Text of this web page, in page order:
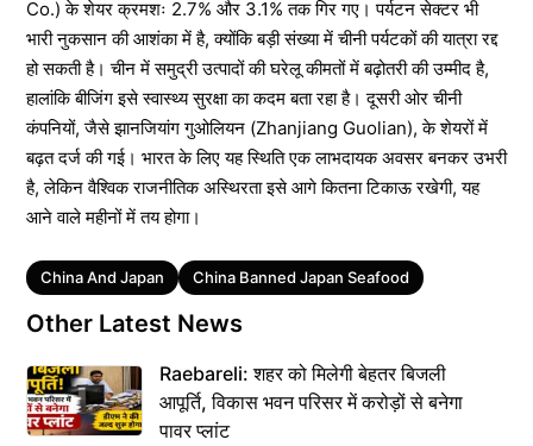
Co.) के शेयर क्रमशः 2.7% और 3.1% तक गिर गए। पर्यटन सेक्टर भी
भारी नुकसान की आशंका में है, क्योंकि बड़ी संख्या में चीनी पर्यटकों की यात्रा रद्द
हो सकती है। चीन में समुद्री उत्पादों की घरेलू कीमतों में बढ़ोतरी की उम्मीद है,
हालांकि बीजिंग इसे स्वास्थ्य सुरक्षा का कदम बता रहा है। दूसरी ओर चीनी
कंपनियों, जैसे झानजियांग गुओलियन (Zhanjiang Guolian), के शेयरों में
बढ़त दर्ज की गई। भारत के लिए यह स्थिति एक लाभदायक अवसर बनकर उभरी
है, लेकिन वैश्विक राजनीतिक अस्थिरता इसे आगे कितना टिकाऊ रखेगी, यह
आने वाले महीनों में तय होगा।
Tags
China And Japan China Banned Japan Seafood
Other Latest News
Raebareli: शहर को मिलेगी बेहतर बिजली
आपूर्ति, विकास भवन परिसर में करोड़ों से बनेगा
पावर प्लांट